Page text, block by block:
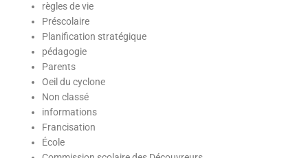
règles de vie
Préscolaire
Planification stratégique
pédagogie
Parents
Oeil du cyclone
Non classé
informations
Francisation
École